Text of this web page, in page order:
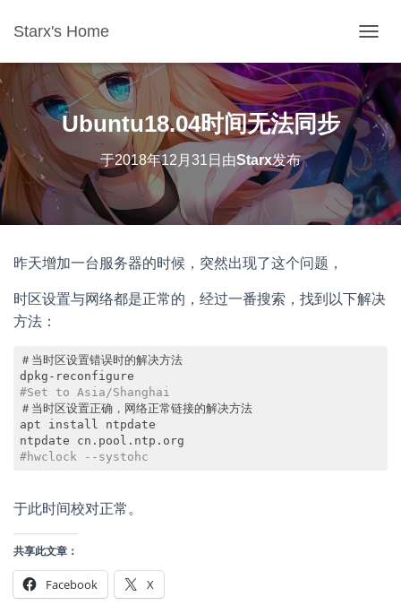
Starx's Home
Ubuntu18.04时间无法同步
于2018年12月31日 由Starx发布
昨天增加一台服务器的时候，突然出现了这个问题，
时区设置与网络都是正常的，经过一番搜索，找到以下解决
方法：
＃当时区设置错误时的解决方法
#Set to Asia/Shanghai
＃当时区设置正确，网络正常链接的解决方法
apt install ntpdate
#hwclock --systohc
于此时间校对正常。
共享此文章：
Facebook X